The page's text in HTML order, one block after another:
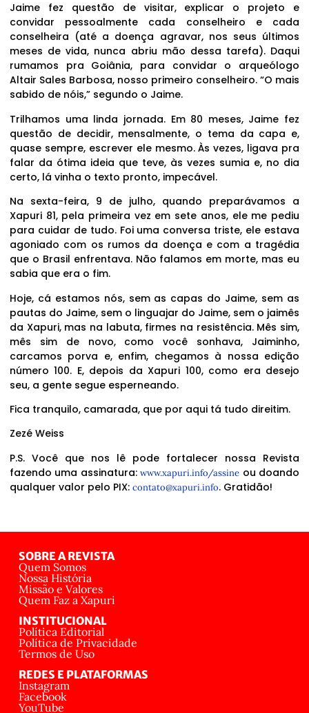
Jaime fez questão de visitar, explicar o projeto e
convidar pessoalmente cada conselheiro e cada
conselheira (até a doença agravar, nos seus últimos
meses de vida, nunca abriu mão dessa tarefa). Daqui
rumamos pra Goiânia, para convidar o arqueólogo
Altair Sales Barbosa, nosso primeiro conselheiro. “O mais
sabido de nóis,” segundo o Jaime.
Trilhamos uma linda jornada. Em 80 meses, Jaime fez
questão de decidir, mensalmente, o tema da capa e,
quase sempre, escrever ele mesmo. Às vezes, ligava pra
falar da ótima ideia que teve, às vezes sumia e, no dia
certo, lá vinha o texto pronto, impecável.
Na sexta-feira, 9 de julho, quando preparávamos a
Xapuri 81, pela primeira vez em sete anos, ele me pediu
para cuidar de tudo. Foi uma conversa triste, ele estava
agoniado com os rumos da doença e com a tragédia
que o Brasil enfrentava. Não falamos em morte, mas eu
sabia que era o fim.
Hoje, cá estamos nós, sem as capas do Jaime, sem as
pautas do Jaime, sem o linguajar do Jaime, sem o jaimês
da Xapuri, mas na labuta, firmes na resistência. Mês sim,
mês sim de novo, como você sonhava, Jaiminho,
carcamos porva e, enfim, chegamos à nossa edição
número 100. E, depois da Xapuri 100, como era desejo
seu, a gente segue esperneando.
Fica tranquilo, camarada, que por aqui tá tudo direitim.
Zezé Weiss
P.S. Você que nos lê pode fortalecer nossa Revista
fazendo uma assinatura:www.xapuri.info/assine ou doando
qualquer valor pelo PIX: contato@xapuri.info. Gratidão!
SOBRE A REVISTA
Quem Somos
Nossa História
Missão e Valores
Quem Faz a Xapuri
INSTITUCIONAL
Política Editorial
Política de Privacidade
Termos de Uso
REDES E PLATAFORMAS
Instagram
Facebook
YouTube